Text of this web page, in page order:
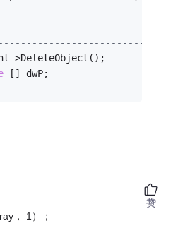
>DeleteObject();
[] dwP;
， 1）；
赞